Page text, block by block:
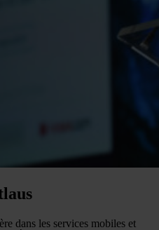
dans les services mobiles et